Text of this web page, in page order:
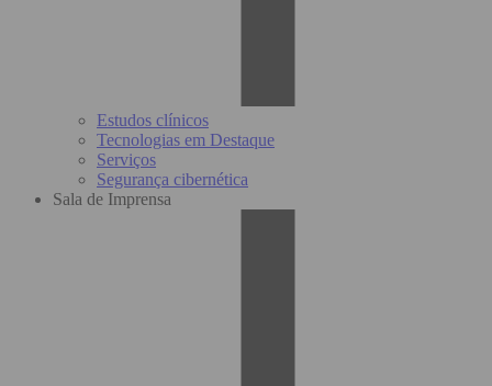
Estudos clínicos
Tecnologias em Destaque
Serviços
Segurança cibernética
Sala de Imprensa